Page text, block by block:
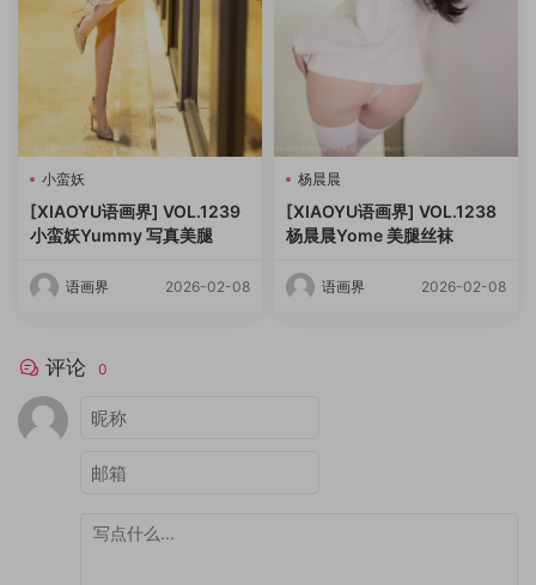
小蛮妖
[XIAOYU语画界] VOL.1239
小蛮妖Yummy 写真美腿
语画界 2026-02-08
杨晨晨
[XIAOYU语画界] VOL.1238
杨晨晨Yome 美腿丝袜
语画界 2026-02-08
评论 0